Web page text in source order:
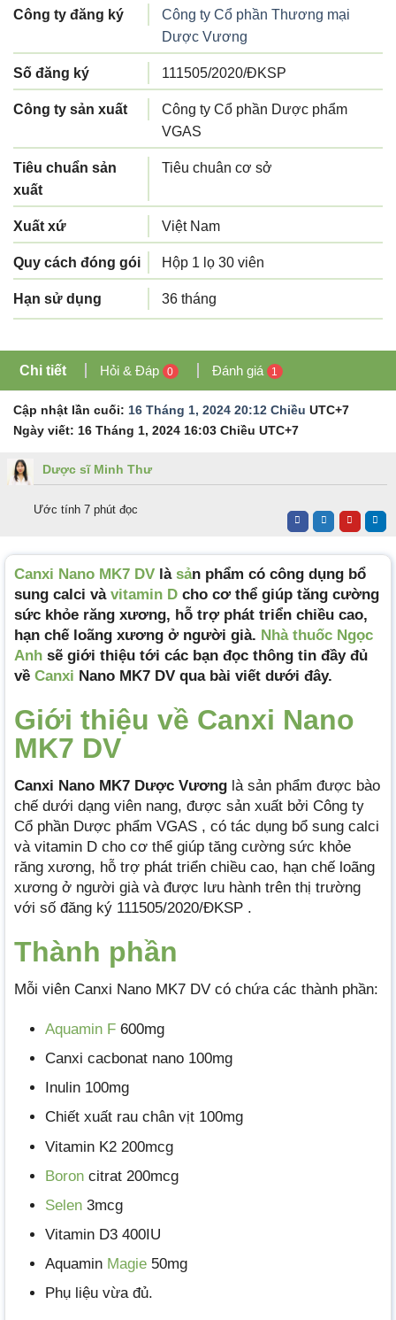
Công ty đăng ký
Công ty Cổ phần Thương mại
Dược Vương
Số đăng ký 111505/2020/ĐKSP
Công ty sản xuất
Công ty Cổ phần Dược phẩm
VGAS
Tiêu chuẩn sản
xuất
Tiêu chuân cơ sở
Xuất xứ Việt Nam
Quy cách đóng gói Hộp 1 lọ 30 viên
Hạn sử dụng 36 tháng
Chi tiết Hỏi & Đáp 0 Đánh giá 1
Cập nhật lần cuối: 16 Tháng 1, 2024 20:12 Chiều UTC+7
Ngày viết: 16 Tháng 1, 2024 16:03 Chiều UTC+7
Dược sĩ Minh Thư
Ước tính 7 phút đọc
Canxi Nano MK7 DV là sản phẩm có công dụng bổ
sung calci và vitamin D cho cơ thể giúp tăng cường
sức khỏe răng xương, hỗ trợ phát triển chiều cao,
hạn chế loãng xương ở người già. Nhà thuốc Ngọc
Anh sẽ giới thiệu tới các bạn đọc thông tin đầy đủ
về Canxi Nano MK7 DV qua bài viết dưới đây.
Giới thiệu về Canxi Nano
MK7 DV
Canxi Nano MK7 Dược Vương là sản phẩm được bào
chế dưới dạng viên nang, được sản xuất bởi Công ty
Cổ phần Dược phẩm VGAS , có tác dụng bổ sung calci
và vitamin D cho cơ thể giúp tăng cường sức khỏe
răng xương, hỗ trợ phát triển chiều cao, hạn chế loãng
xương ở người già và được lưu hành trên thị trường
với số đăng ký 111505/2020/ĐKSP .
Thành phần
Mỗi viên Canxi Nano MK7 DV có chứa các thành phần:
Aquamin F 600mg
Canxi cacbonat nano 100mg
Inulin 100mg
Chiết xuất rau chân vịt 100mg
Vitamin K2 200mcg
Boron citrat 200mcg
Selen 3mcg
Vitamin D3 400IU
Aquamin Magie 50mg
Phụ liệu vừa đủ.